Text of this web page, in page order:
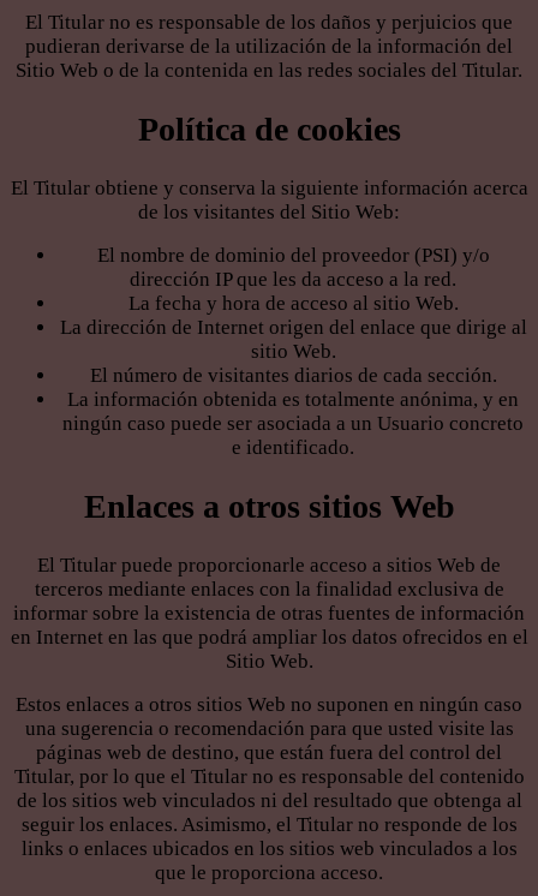
El Titular no es responsable de los daños y perjuicios que
pudieran derivarse de la utilización de la información del
Sitio Web o de la contenida en las redes sociales del Titular.
Política de cookies
El Titular obtiene y conserva la siguiente información acerca
de los visitantes del Sitio Web:
El nombre de dominio del proveedor (PSI) y/o
dirección IP que les da acceso a la red.
La fecha y hora de acceso al sitio Web.
La dirección de Internet origen del enlace que dirige al
sitio Web.
El número de visitantes diarios de cada sección.
La información obtenida es totalmente anónima, y en
ningún caso puede ser asociada a un Usuario concreto
e identificado.
Enlaces a otros sitios Web
El Titular puede proporcionarle acceso a sitios Web de
terceros mediante enlaces con la finalidad exclusiva de
informar sobre la existencia de otras fuentes de información
en Internet en las que podrá ampliar los datos ofrecidos en el
Sitio Web.
Estos enlaces a otros sitios Web no suponen en ningún caso
una sugerencia o recomendación para que usted visite las
páginas web de destino, que están fuera del control del
Titular, por lo que el Titular no es responsable del contenido
de los sitios web vinculados ni del resultado que obtenga al
seguir los enlaces. Asimismo, el Titular no responde de los
links o enlaces ubicados en los sitios web vinculados a los
que le proporciona acceso.